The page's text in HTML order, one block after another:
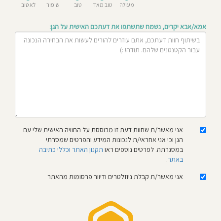
מעולה טוב מאד טוב
שיפור
לא טוב
אמא/אבא יקרים, נשמח שתשתפו את דעתכם האישית על הגן:
אני מאשר/ת שחוות דעת זו מבוססת על החוויה האישית שלי עם
הגן וכי אני אחראי/ת לנכונות המידע והפרטים שמסרתי
במסגרתה. לפרטים נוספים ראו תקנון האתר וכללי כתיבה
באתר.
אני מאשר/ת קבלת ניוזלטרים ודיוור פרסומות מהאתר